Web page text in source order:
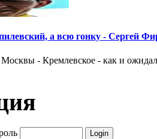
а всю гонку - Сергей
- Кремлевское - как и